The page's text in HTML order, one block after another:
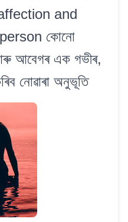
and
কোনো
আবেগৰ এক গভীৰ,
নোৱাৰা অনুভূতি